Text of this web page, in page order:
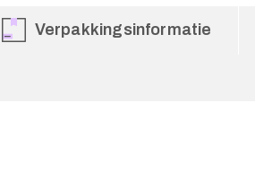
Verpakkingsinformatie